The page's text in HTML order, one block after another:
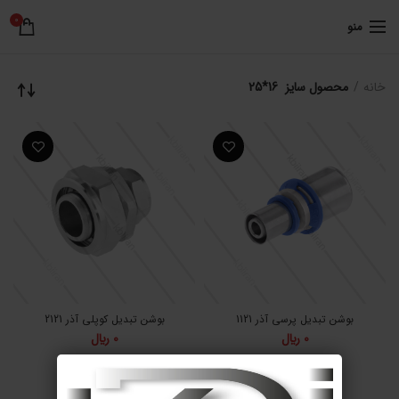
منو 0
خانه محصول سایز 16*25
بوشن تبدیل پرسی آذر 1121
0 ﷼
بوشن تبدیل کوپلی آذر 2121
0 ﷼